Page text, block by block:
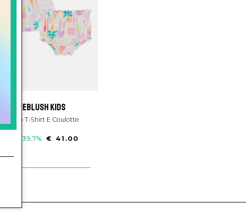
billieblush kids
Completo T-Shirt E Coulotte
-39.7% € 41.00